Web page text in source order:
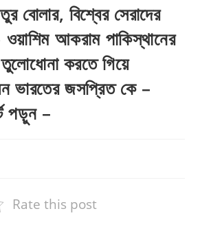
বোলার, বিশ্বের সেরাদের
আকরাম পাকিস্থানের
করতে গিয়ে
ভারতের জসপ্রিত কে –
পড়ুন –
Rate this post